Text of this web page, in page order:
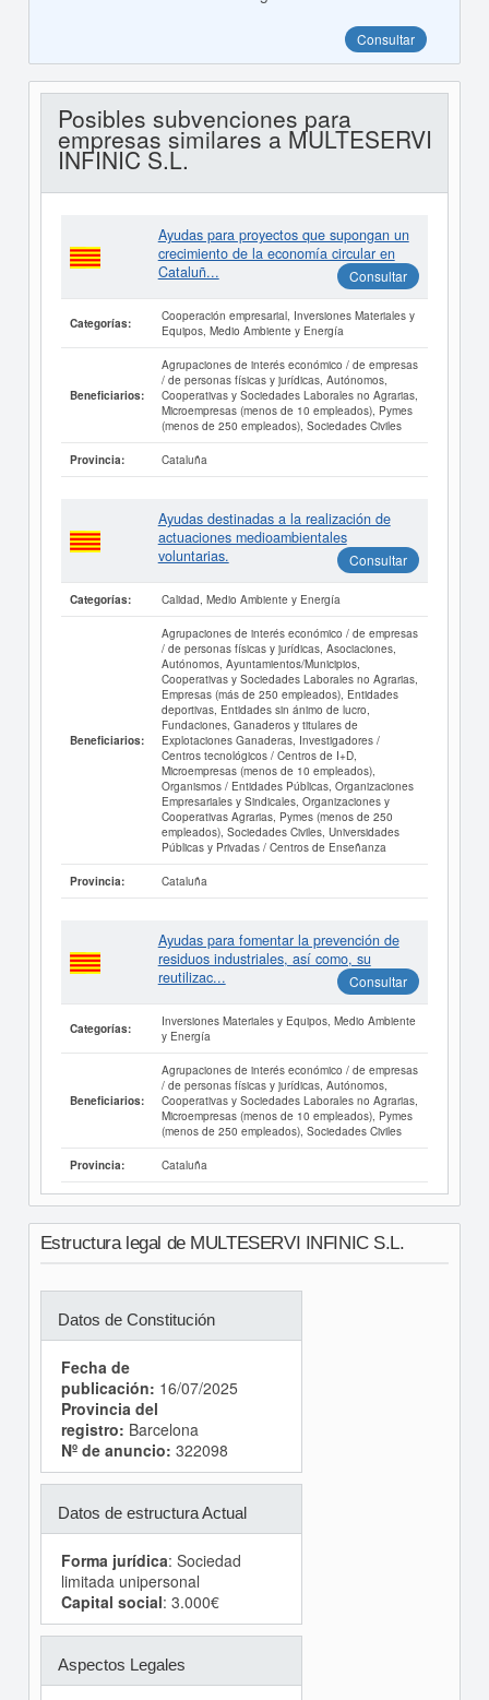
Consultar
Posibles subvenciones para
empresas similares a MULTESERVI
INFINIC S.L.
Ayudas para proyectos que supongan un
crecimiento de la economía circular en
Cataluñ...
Consultar
Categorías:
Cooperación empresarial, Inversiones Materiales y
Equipos, Medio Ambiente y Energía
Beneficiarios:
Agrupaciones de interés económico / de empresas
/ de personas físicas y jurídicas, Autónomos,
Cooperativas y Sociedades Laborales no Agrarias,
Microempresas (menos de 10 empleados), Pymes
(menos de 250 empleados), Sociedades Civiles
Provincia: Cataluña
Ayudas destinadas a la realización de
actuaciones medioambientales
voluntarias.
Consultar
Categorías: Calidad, Medio Ambiente y Energía
Beneficiarios:
Agrupaciones de interés económico / de empresas
/ de personas físicas y jurídicas, Asociaciones,
Autónomos, Ayuntamientos/Municipios,
Cooperativas y Sociedades Laborales no Agrarias,
Empresas (más de 250 empleados), Entidades
deportivas, Entidades sin ánimo de lucro,
Fundaciones, Ganaderos y titulares de
Explotaciones Ganaderas, Investigadores /
Centros tecnológicos / Centros de I+D,
Microempresas (menos de 10 empleados),
Organismos / Entidades Públicas, Organizaciones
Empresariales y Sindicales, Organizaciones y
Cooperativas Agrarias, Pymes (menos de 250
empleados), Sociedades Civiles, Universidades
Públicas y Privadas / Centros de Enseñanza
Provincia: Cataluña
Ayudas para fomentar la prevención de
residuos industriales, así como, su
reutilizac...
Consultar
Categorías:
Inversiones Materiales y Equipos, Medio Ambiente
y Energía
Beneficiarios:
Agrupaciones de interés económico / de empresas
/ de personas físicas y jurídicas, Autónomos,
Cooperativas y Sociedades Laborales no Agrarias,
Microempresas (menos de 10 empleados), Pymes
(menos de 250 empleados), Sociedades Civiles
Provincia: Cataluña
Estructura legal de MULTESERVI INFINIC S.L.
Datos de Constitución
Fecha de
publicación: 16/07/2025
Provincia del
registro: Barcelona
Nº de anuncio: 322098
Datos de estructura Actual
Forma jurídica: Sociedad
limitada unipersonal
Capital social: 3.000€
Aspectos Legales